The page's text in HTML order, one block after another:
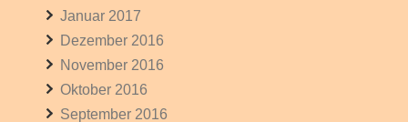
Januar 2017
Dezember 2016
November 2016
Oktober 2016
September 2016